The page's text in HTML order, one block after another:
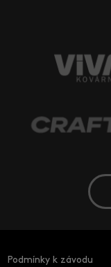
Podmínky k závodu